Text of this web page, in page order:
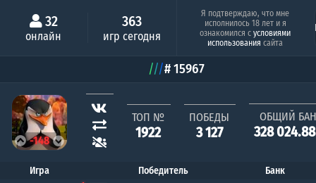
32
онлайн
363
игр сегодня
Минимальный шанс
Люся
0.63%
Я подтверждаю, что мне
исполнилось 18 лет и я
ознакомился сусловиями
использования сайта
///# 15967
-148
ТОП №
1922
ПОБЕДЫ
3 127
ОБЩИЙ
328
Игра Победитель Банк